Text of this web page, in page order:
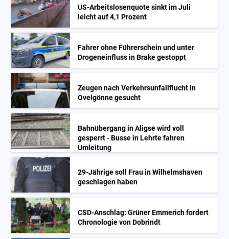
US-Arbeitslosenquote sinkt im Juli
leicht auf 4,1 Prozent
Fahrer ohne Führerschein und unter
Drogeneinfluss in Brake gestoppt
Zeugen nach Verkehrsunfallflucht in
Ovelgönne gesucht
Bahnübergang in Aligse wird voll
gesperrt - Busse in Lehrte fahren
Umleitung
29-Jährige soll Frau in Wilhelmshaven
geschlagen haben
CSD-Anschlag: Grüner Emmerich fordert
Chronologie von Dobrindt